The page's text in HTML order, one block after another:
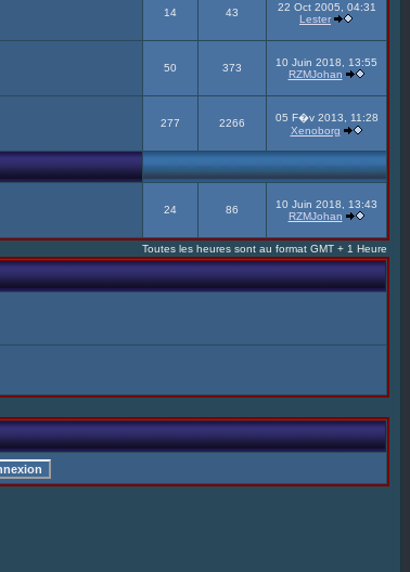
14 43
22 Oct 2005, 04:31
Lester
50 373
10 Juin 2018, 13:55
RZMJohan
277 2266
05 F�v 2013, 11:28
Xenoborg
24 86
10 Juin 2018, 13:43
RZMJohan
Toutes les heures sont au format GMT + 1 Heure